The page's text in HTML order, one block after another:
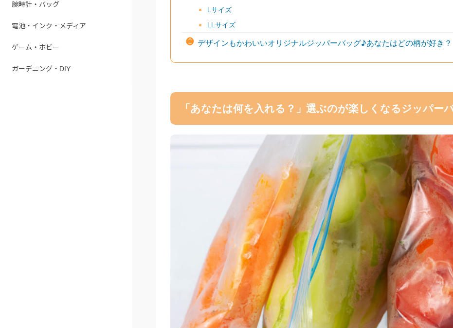
腕時計・バッグ
電池・インク・メディア
ゲーム・ホビー
ガーデニング・DIY
Lサイズ
LLサイズ
❷ デザインもかわいいオリジナルジッパーバッグ♪あなたはどの柄が好き？
「あなたは何を入れる？」選ぶのが楽しくなるジッパー